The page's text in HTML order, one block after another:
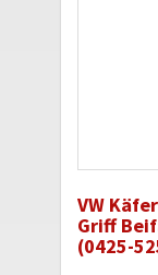
VW
Griff
(0425-